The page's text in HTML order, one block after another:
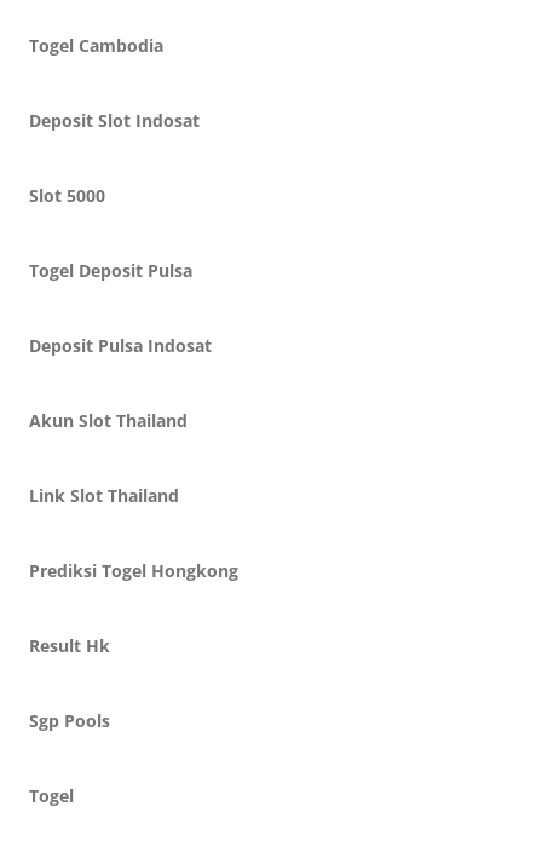
Togel Cambodia
Deposit Slot Indosat
Slot 5000
Togel Deposit Pulsa
Deposit Pulsa Indosat
Akun Slot Thailand
Link Slot Thailand
Prediksi Togel Hongkong
Result Hk
Sgp Pools
Togel